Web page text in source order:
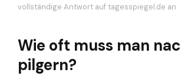
vollständige Antwort auf tagesspiegel.de an
Wie oft muss man
pilgern?